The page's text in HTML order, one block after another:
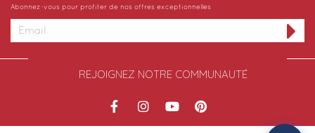
Abonnez-vous pour profiter de nos offres exceptionnelles
REJOIGNEZ NOTRE COMMUNAUTÉ